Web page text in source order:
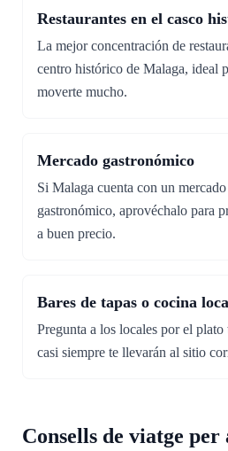
Restaurantes en el casco
La mejor concentración de
centro histórico de Malaga, ideal
moverte mucho.
Mercado gastronómico
Si Malaga cuenta con un
gastronómico, aprovéchalo para
a buen precio.
Bares de tapas o cocina
Pregunta a los locales por el
casi siempre te llevarán al sitio
Consells de viatge per